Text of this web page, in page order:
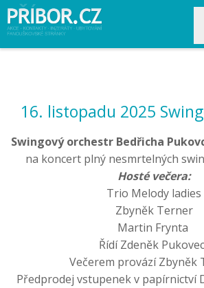
16. listopadu 2025
Swingový orchestr Bedřicha
na koncert plný nesmrtelných
Hosté večera:
Trio Melody ladies
Zbyněk Terner
Martin Frynta
Řídí Zdeněk
Večerem provází Zbyněk
Předprodej vstupenek v papírnictví